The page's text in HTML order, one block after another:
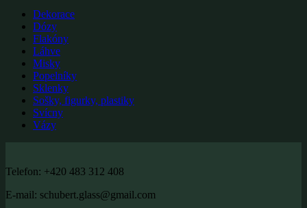
Dekorace
Dózy
Flakóny
Láhve
Misky
Popelníky
Sklenky
Sošky, figurky, plastiky
Svícny
Vázy
Telefon: +420 483 312 408
E-mail: schubert.glass@gmail.com